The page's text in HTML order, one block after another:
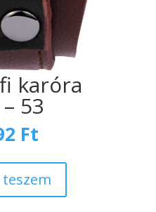
karóra
53
Ft
is:
9
392 Ft.